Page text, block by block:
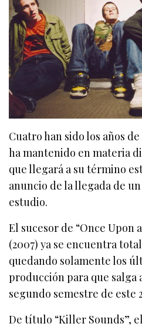
Cuatro han sido los años
ha mantenido en materia
que llegará a su término
anuncio de la llegada de
estudio.
El sucesor de “Once Upon
(2007) ya se encuentra
quedando solamente los
producción para que salga
segundo semestre de este
De título “Killer Sounds”,